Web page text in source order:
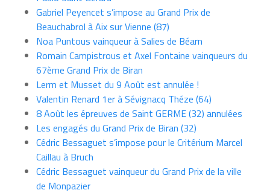
Gabriel Peyencet s’impose au Grand Prix de
Beauchabrol à Aix sur Vienne (87)
Noa Puntous vainqueur à Salies de Béarn
Romain Campistrous et Axel Fontaine vainqueurs du
67ème Grand Prix de Biran
Lerm et Musset du 9 Août est annulée !
Valentin Renard 1er à Sévignacq Théze (64)
8 Août les épreuves de Saint GERME (32) annulées
Les engagés du Grand Prix de Biran (32)
Cédric Bessaguet s’impose pour le Critérium Marcel
Caillau à Bruch
Cédric Bessaguet vainqueur du Grand Prix de la ville
de Monpazier